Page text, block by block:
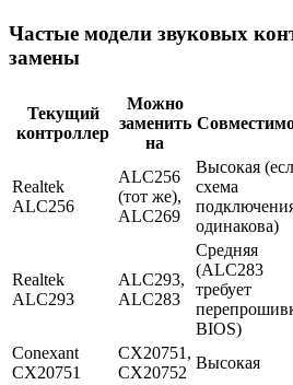
Частые модели звуковых
замены
Текущий
контроллер
Можно
заменить
на
Realtek
ALC256
ALC256
(тот же),
ALC269
Высокая
схема
одинакова)
Realtek
ALC293
ALC293,
ALC283
Средняя
(ALC283
требует
BIOS)
Conexant
CX20751
CX20751,
CX20752
Высокая